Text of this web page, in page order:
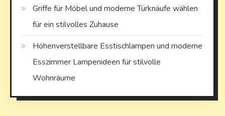
Griffe für Möbel und moderne Türknäufe wählen
für ein stilvolles Zuhause
Höhenverstellbare Esstischlampen und moderne
Esszimmer Lampenideen für stilvolle
Wohnräume